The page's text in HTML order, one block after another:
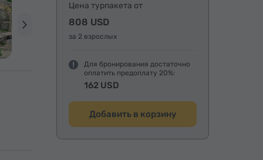
Цена турпакета от
808 USD
за 2 взрослых
Для бронирования достаточно
оплатить предоплату 20%:
162 USD
Добавить в корзину